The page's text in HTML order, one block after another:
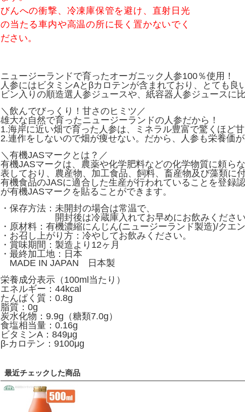
びんへの衝撃、冷凍庫保管を避け、直射日光
の当たる車内や高温の所に長く置かないでく
ださい。
ニュージーランドで育ったオーガニック人参100％使用！
人参にはビタミンAとβカロテンが含まれており、とても良
ビン入りの順造選人参ジュースや、紙容器人参ジュースに
＼飲んでびっくり！甘さのヒミツ／
雄大な自然で育ったニュージーランドの人参だから！
1.海岸に近い畑で育った人参は、ミネラル豊富で驚くほど甘
2.連作をしないので畑が痩せない。だから、人参も栄養価が
＼有機JASマークとは？／
有機JASマークは、農薬や化学肥料などの化学物質に頼ら
表しており、農産物、加工食品、飼料、畜産物及び藻類に
有機食品のJASに適合した生産が行われていることを登録
が有機JASマークを貼ることができます。
・保存方法：未開封の場合は常温で、
開封後は冷蔵庫入れてお早めにお飲みください
・原材料：有機濃縮にんじん(ニュージーランド製造)/クエ
・お召し上がり方：冷やしてお飲みください。
・賞味期間：製造より12ヶ月
・最終加工地：日本
MADE IN JAPAN 日本製
栄養成分表示（100ml当たり）
エネルギー：44kcal
たんぱく質：0.8g
脂質：0g
炭水化物：9.9g（糖類7.0g）
食塩相当量：0.16g
ビタミンA：849μg
β-カロテン：9100μg
最近チェックした商品